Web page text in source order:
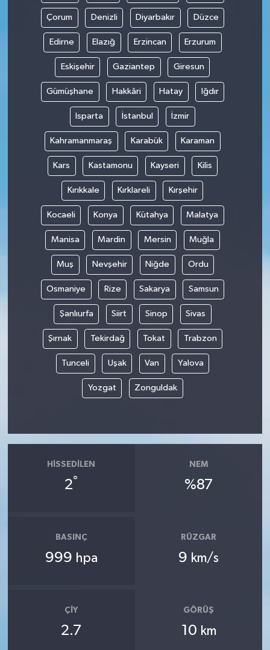
Çorum Denizli Diyarbakır Düzce
Edirne Elazığ Erzincan Erzurum
Eskişehir Gaziantep Giresun
Gümüşhane Hakkâri Hatay Iğdır
Isparta İstanbul İzmir
Kahramanmaraş Karabük Karaman
Kars Kastamonu Kayseri Kilis
Kırıkkale Kırklareli Kırşehir
Kocaeli Konya Kütahya Malatya
Manisa Mardin Mersin Muğla
Muş Nevşehir Niğde Ordu
Osmaniye Rize Sakarya Samsun
Şanlıurfa Siirt Sinop Sivas
Şırnak Tekirdağ Tokat Trabzon
Tunceli Uşak Van Yalova
Yozgat Zonguldak
HISSEDILEN
2°
NEM
%87
BASINÇ
999 hpa
RÜZGAR
9 km/s
ÇIY
2.7
GÖRÜŞ
10 km